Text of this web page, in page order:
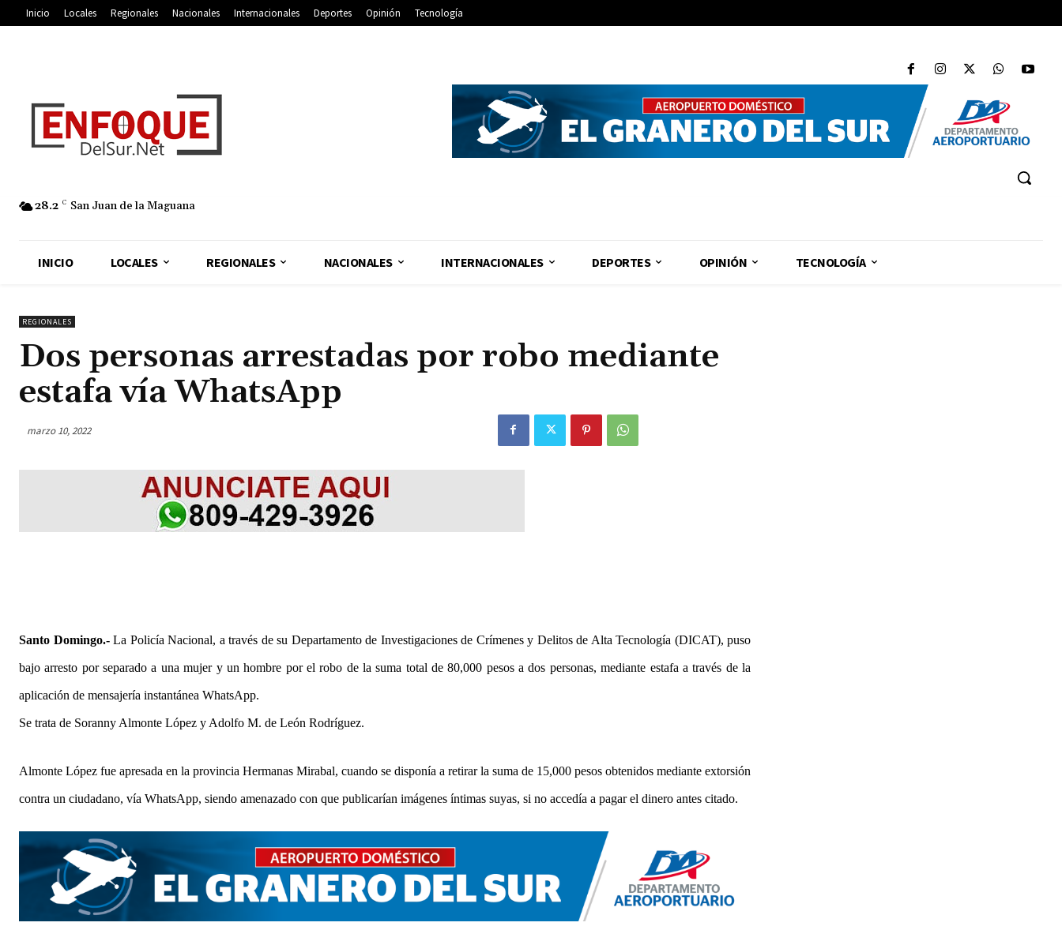
Inicio Locales Regionales Nacionales Internacionales Deportes Opinión Tecnología
28.2 C San Juan de la Maguana
INICIO LOCALES REGIONALES NACIONALES INTERNACIONALES DEPORTES OPINIÓN TECNOLOGÍA
REGIONALES
Dos personas arrestadas por robo mediante
estafa vía WhatsApp
marzo 10, 2022
Santo Domingo.-La Policía Nacional, a través de su Departamento de Investigaciones de Crímenes y Delitos de Alta Tecnología (DICAT), puso
bajo arresto por separado a una mujer y un hombre por el robo de la suma total de 80,000 pesos a dos personas, mediante estafa a través de la
aplicación de mensajería instantánea WhatsApp.
Se trata de Soranny Almonte López y Adolfo M. de León Rodríguez.
Almonte López fue apresada en la provincia Hermanas Mirabal, cuando se disponía a retirar la suma de 15,000 pesos obtenidos mediante extorsión
contra un ciudadano, vía WhatsApp, siendo amenazado con que publicarían imágenes íntimas suyas, si no accedía a pagar el dinero antes citado.